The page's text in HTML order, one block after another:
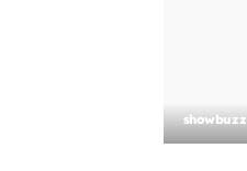
showbuzz